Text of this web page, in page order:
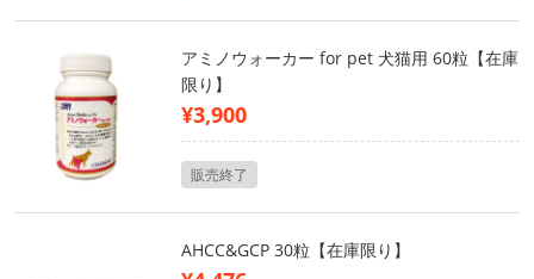
アミノウォーカー for pet 犬猫用 60粒【在庫
限り】
¥3,900
販売終了
AHCC&GCP 30粒【在庫限り】